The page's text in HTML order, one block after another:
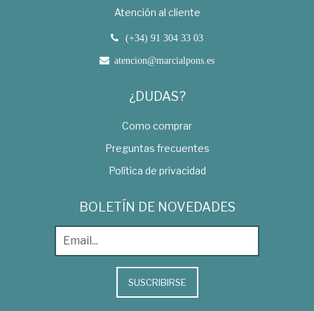
Atención al cliente
(+34) 91 304 33 03
atencion@marcialpons.es
¿DUDAS?
Como comprar
Preguntas frecuentes
Política de privacidad
BOLETÍN DE NOVEDADES
SUSCRIBIRSE